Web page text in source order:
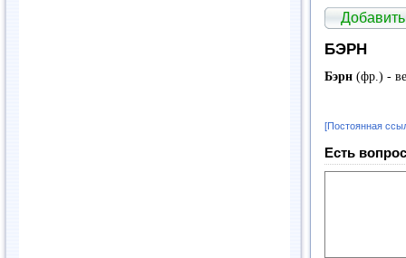
БЭРН
Бэрн (фр.) -
[Постоянная
Есть